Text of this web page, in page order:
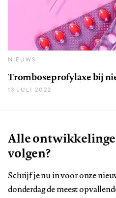
NIEUWS
Tromboseprofylaxe bij
13 JULI 2022
Alle
volgen?
Schrijf je nu in voor onze
donderdag de meest